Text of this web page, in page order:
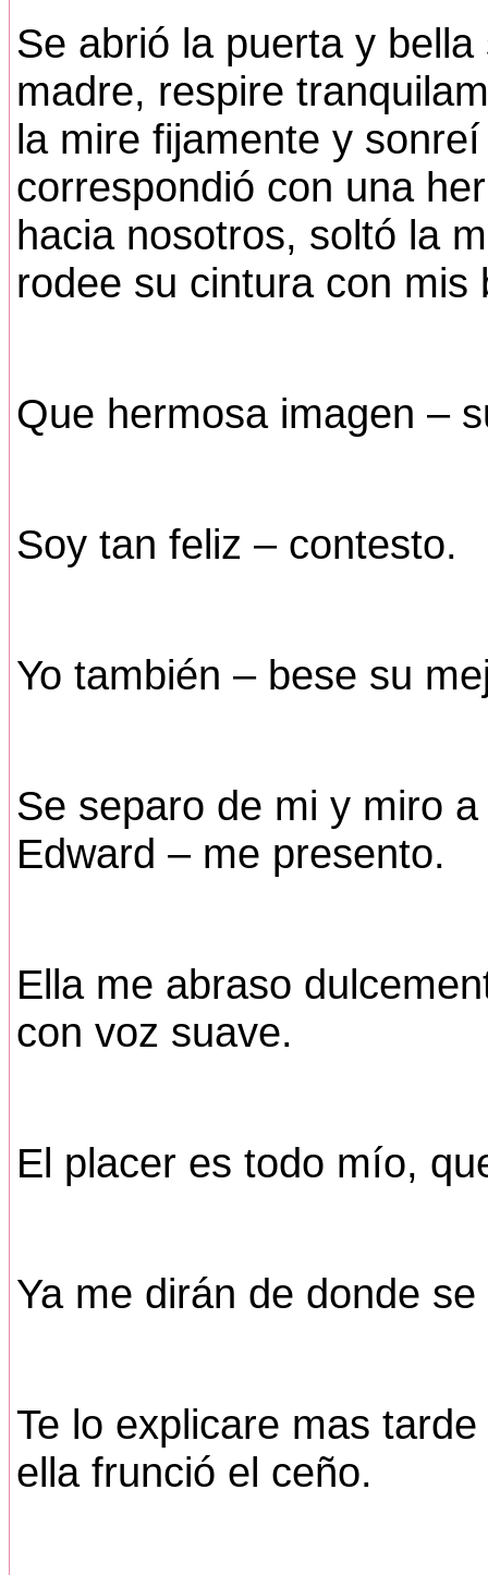
Se abrió la puerta y
madre, respire
la mire fijamente y
correspondió con una
hacia nosotros, soltó la
rodee su cintura con
Que hermosa imagen –
Soy tan feliz – contesto.
Yo también – bese su
Se separo de mi y miro
Edward – me presento.
Ella me abraso
con voz suave.
El placer es todo mío,
Ya me dirán de donde
Te lo explicare mas
ella frunció el ceño.